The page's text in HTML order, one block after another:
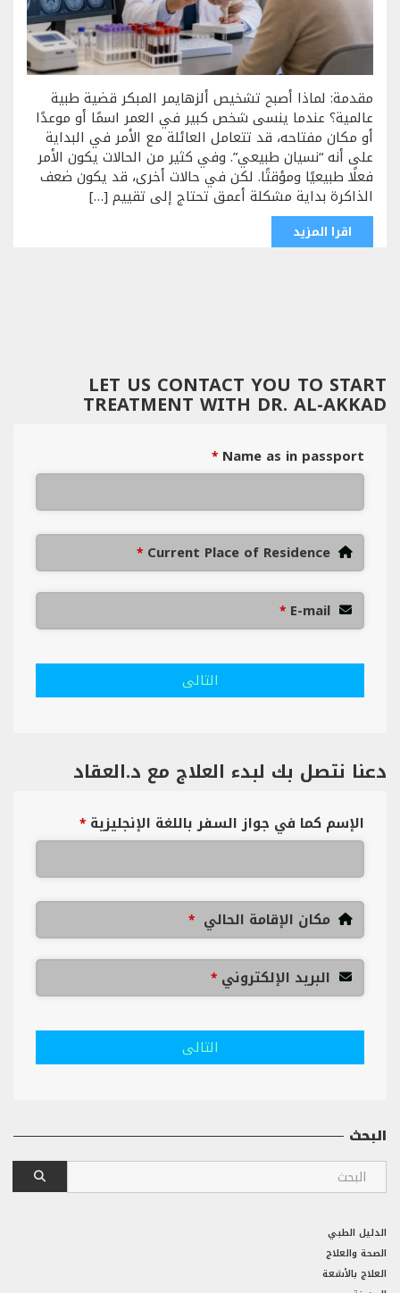
مقدمة: لماذا أصبح تشخيص ألزهايمر المبكر قضية طبية
عالمية؟ عندما ينسى شخص كبير في العمر اسمًا أو موعدًا
أو مكان مفتاحه، قد تتعامل العائلة مع الأمر في البداية
على أنه “نسيان طبيعي”. وفي كثير من الحالات يكون الأمر
فعلًا طبيعيًا ومؤقتًا. لكن في حالات أخرى، قد يكون ضعف
الذاكرة بداية مشكلة أعمق تحتاج إلى تقييم […]
اقرا المزيد
LET US CONTACT YOU TO START
TREATMENT WITH DR. AL-AKKAD
Name as in passport
*
Current Place of Residence
*
E-mail
*
التالى
دعنا نتصل بك لبدء العلاج مع د.العقاد
الإسم كما في جواز السفر باللغة الإنجليزية *
مكان الإقامة الحالي *
البريد الإلكتروني *
التالى
البحث
الدليل الطبي
الصحة والعلاج
العلاج بالأشعة